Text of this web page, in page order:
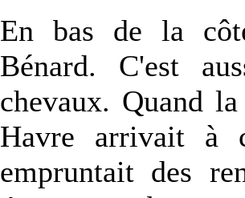
En bas de la
Bénard. C'est
chevaux. Quand
Havre arrivait à
empruntait des